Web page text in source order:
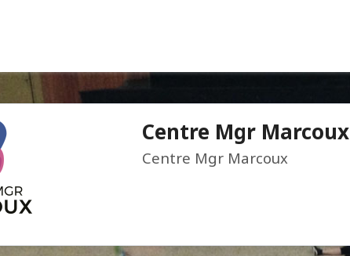
Centre Mgr Marcoux
Centre Mgr Marcoux